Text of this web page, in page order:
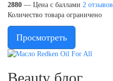
2880 — Цена с баллами 2 отзывов
Количество товара ограничено
Просмотреть